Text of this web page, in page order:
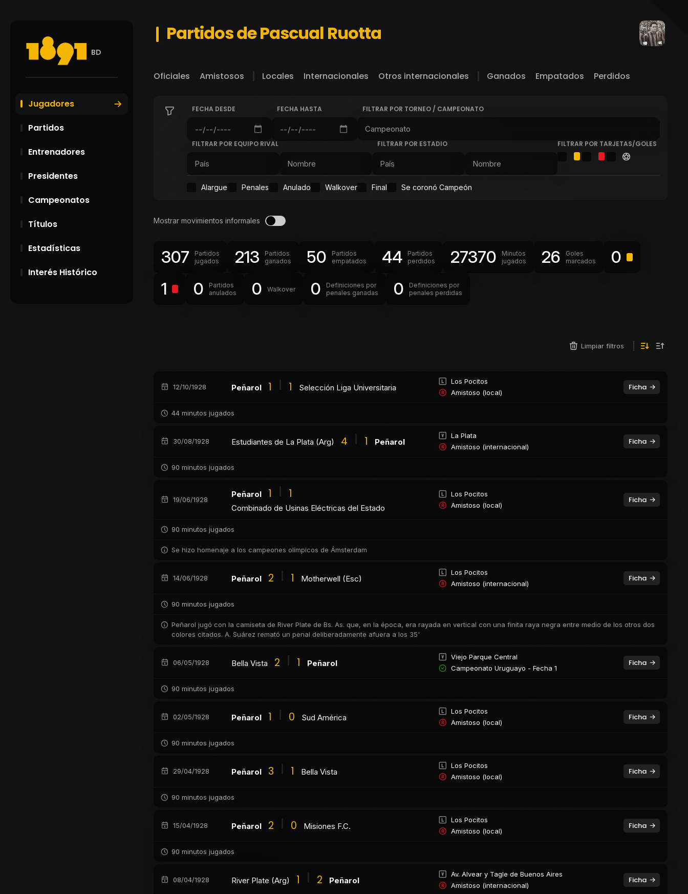
BD
Jugadores
Partidos
Entrenadores
Presidentes
Campeonatos
Títulos
Estadísticas
Interés Histórico
Partidos de Pascual Ruotta
Oficiales Amistosos Locales Internacionales Otros internacionales Ganados Empatados Perdidos
FECHA DESDE FECHA HASTA FILTRAR POR TORNEO / CAMPEONATO
FILTRAR POR EQUIPO RIVAL FILTRAR POR ESTADIO FILTRAR POR TARJETAS/GOLES
Alargue Penales Anulado Walkover Final Se coronó Campeón
Mostrar movimientos informales
307
Partidos
jugados
213
Partidos
ganados
50
Partidos
empatados
44
Partidos
perdidos
27370
Minutos
jugados
26
Goles
marcados
0
1
0
Partidos
anulados
0 Walkover 0
Definiciones por
penales ganadas
0
Definiciones por
penales perdidas
Limpiar filtros
12/10/1928 Peñarol 1 1 Selección Liga Universitaria
Los Pocitos
Amistoso (local)
Ficha
44 minutos jugados
30/08/1928 Estudiantes de La Plata (Arg) 4 1 Peñarol
La Plata
Amistoso (internacional)
Ficha
90 minutos jugados
19/06/1928
Peñarol 1 1
Combinado de Usinas Eléctricas del Estado
Los Pocitos
Amistoso (local)
Ficha
90 minutos jugados
Se hizo homenaje a los campeones olímpicos de Ámsterdam
14/06/1928 Peñarol 2 1 Motherwell (Esc)
Los Pocitos
Amistoso (internacional)
Ficha
90 minutos jugados
Peñarol jugó con la camiseta de River Plate de Bs. As. que, en la época, era rayada en vertical con una finita raya negra entre medio de los otros dos
colores citados. A. Suárez remató un penal deliberadamente afuera a los 35'
06/05/1928 Bella Vista 2 1 Peñarol
Viejo Parque Central
Campeonato Uruguayo - Fecha 1
Ficha
90 minutos jugados
02/05/1928 Peñarol 1 0 Sud América
Los Pocitos
Amistoso (local)
Ficha
90 minutos jugados
29/04/1928 Peñarol 3 1 Bella Vista
Los Pocitos
Amistoso (local)
Ficha
90 minutos jugados
15/04/1928 Peñarol 2 0 Misiones F.C.
Los Pocitos
Amistoso (local)
Ficha
90 minutos jugados
08/04/1928 River Plate (Arg) 1 2 Peñarol
Av. Alvear y Tagle de Buenos Aires
Amistoso (internacional)
Ficha